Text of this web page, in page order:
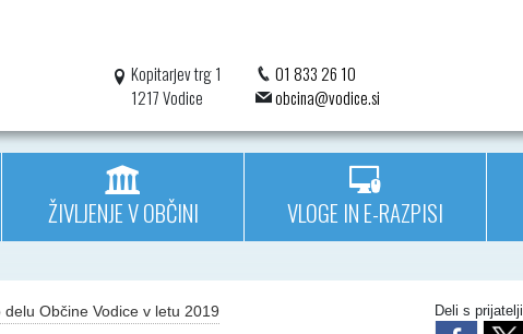
Kopitarjev trg 1
1217 Vodice
01 833 26 10
obcina@vodice.si
ŽIVLJENJE V OBČINI VLOGE IN E-RAZPISI
Deli s prijatelji
Občine Vodice v letu 2019